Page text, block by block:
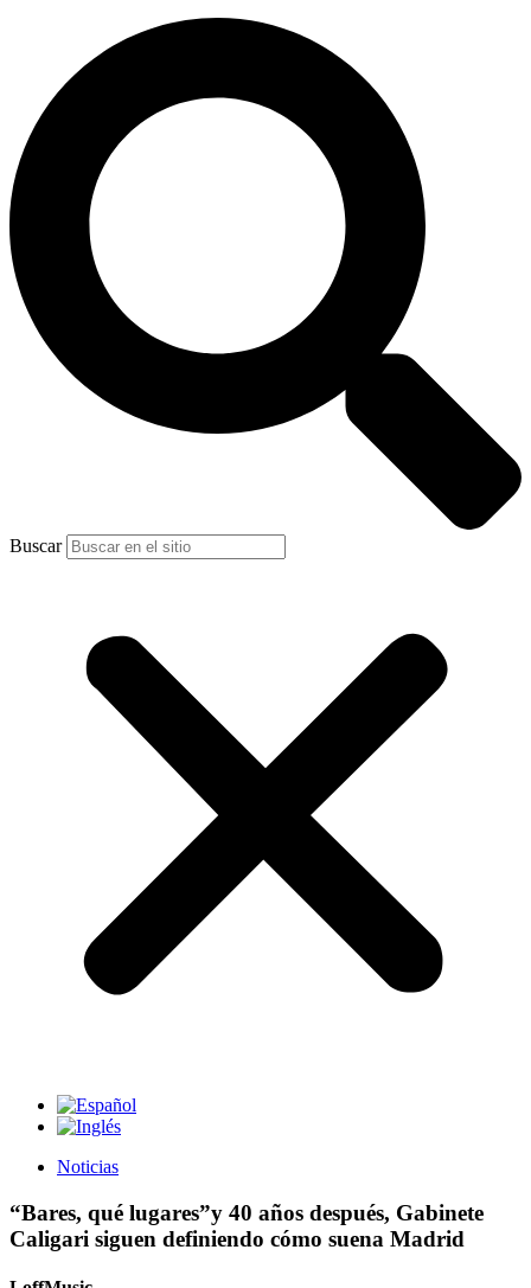
Buscar
Noticias
“Bares, qué lugares”y 40 años después, Gabinete
Caligari siguen definiendo cómo suena Madrid